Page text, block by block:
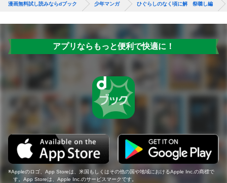
漫画無料試し読みならdブック 少年マンガ ひぐらしのなく頃に解 祭囃し編
アプリならもっと便利で快適に！
Appleのロゴ、App Storeは、米国もしくはその他の国や地域におけるApple Inc.の商標で
す。App Storeは、Apple Inc.のサービスマークです。